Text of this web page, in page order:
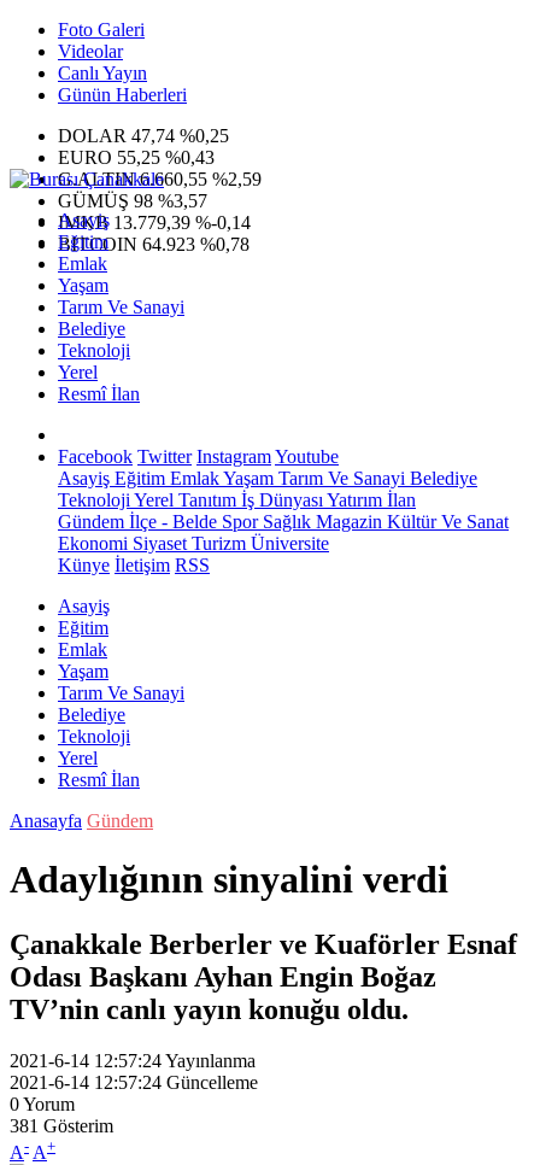
Foto Galeri
Videolar
Canlı Yayın
Günün Haberleri
DOLAR 47,74 %0,25
EURO 55,25 %0,43
G.ALTIN6.660,55 %2,59
GÜMÜŞ 98 %3,57
IMKB 13.779,39 %-0,14
BITCOIN 64.923 %0,78
Asayiş
Eğitim
Emlak
Yaşam
Tarım Ve Sanayi
Belediye
Teknoloji
Yerel
Resmî İlan
Facebook Twitter InstagramYoutube
Asayiş Eğitim EmlakYaşam Tarım Ve Sanayi Belediye
Teknoloji Yerel Tanıtım İş Dünyası Yatırım İlan
Gündem İlçe - Belde SporSağlık Magazin Kültür Ve Sanat
Ekonomi Siyaset Turizm Üniversite
Künye İletişim RSS
Asayiş
Eğitim
Emlak
Yaşam
Tarım Ve Sanayi
Belediye
Teknoloji
Yerel
Resmî İlan
Anasayfa Gündem
Adaylığının sinyalini verdi
Çanakkale Berberler ve Kuaförler Esnaf
Odası Başkanı Ayhan Engin Boğaz
TV’nin canlı yayın konuğu oldu.
2021-6-14 12:57:24Yayınlanma
2021-6-14 12:57:24 Güncelleme
0Yorum
381 Gösterim
A- A+